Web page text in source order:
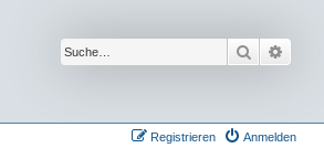
Suche
Anmelden
Registrieren